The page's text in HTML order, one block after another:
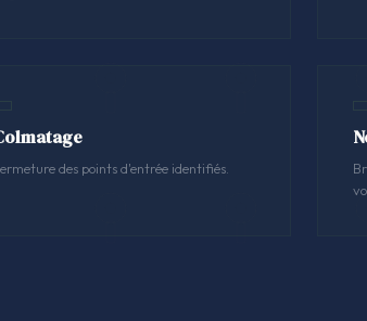
des points d'entrée identifiés.